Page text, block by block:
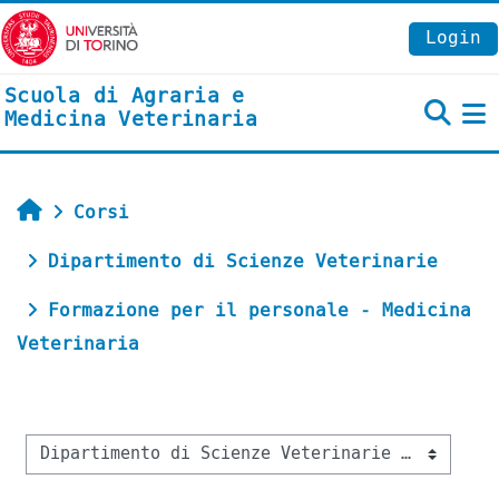
Vai al contenuto principale
Login
Scuola di Agraria e
Medicina Veterinaria
Home
Corsi
Dipartimento di Scienze Veterinarie
Formazione per il personale - Medicina
Veterinaria
Categorie di corso